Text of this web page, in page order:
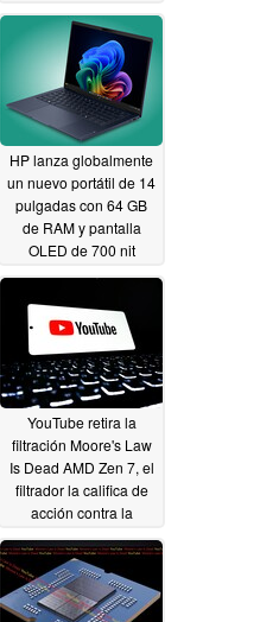
Hz05/27/2026
HP lanza globalmente
un nuevo portátil de 14
pulgadas con 64 GB
de RAM y pantalla
OLED de 700 nit
05/26/2026
YouTube retira la
filtración Moore's Law
Is Dead AMD Zen 7, el
filtrador la califica de
acción contra la
04/29/2026